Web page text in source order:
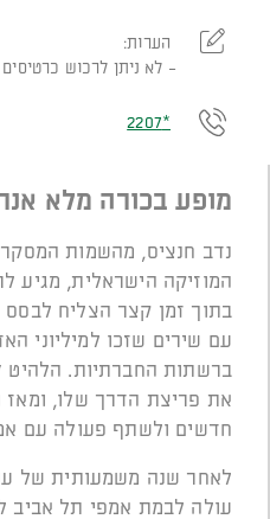
הערות:
לא ניתן לרכוש
*2207
מופע בכורה מלא
נדב חנציס, מהשמות
המוזיקה הישראלית, מגיע
בתוך זמן קצר הצליח
עם שירים שזכו למיליוני
ברשתות החברתיות.
את פריצת הדרך שלו, ומאז
חדשים ולשתף פעולה עם
לאחר שנה משמעותית של
עולה לבמת אמפי תל אביב